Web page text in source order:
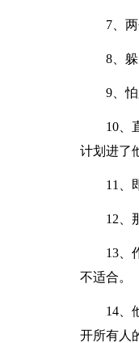
7、
8、
9、
10、
计划进了
11、
12、
13、
不适合。
14、
开所有人